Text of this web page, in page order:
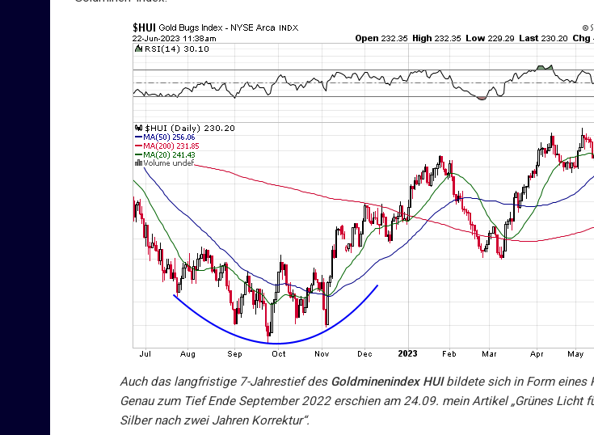
Auch das langfristige 7-Jahrestief des Goldminenindex HUIbildete sich in Form eines
Genau zum Tief Ende September 2022 erschien am 24.09. mein Artikel „Grünes Licht
Silber nach zwei Jahren Korrektur“.